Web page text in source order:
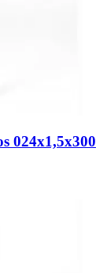
024x1,5x300